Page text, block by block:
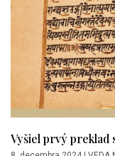
Vyšiel prvý